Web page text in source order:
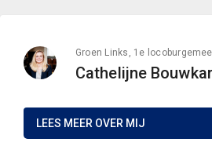
Groen Links, 1e
Cathelijne
LEES MEER OVER MIJ